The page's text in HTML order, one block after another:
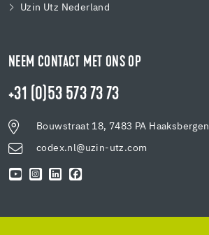
Uzin Utz Nederland
NEEM CONTACT MET ONS OP
+31 (0)53 573 73 73
Bouwstraat 18, 7483 PA Haaksbergen
codex.nl@uzin-utz.com